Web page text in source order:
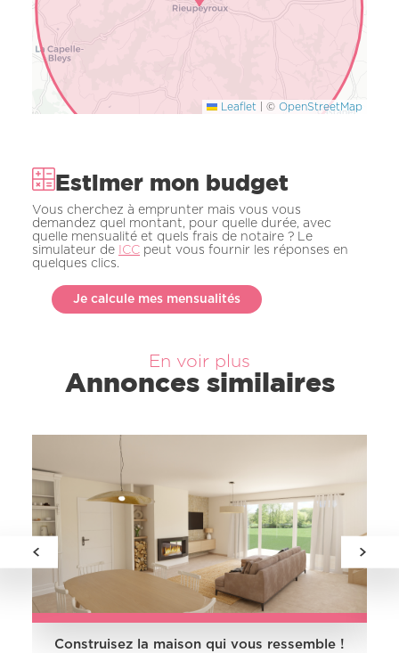
Leaflet © OpenStreetMap
Estimer mon budget
Vous cherchez à emprunter mais vous vous
demandez quel montant, pour quelle durée, avec
quelle mensualité et quels frais de notaire ? Le
simulateur de
ICC peut vous fournir les réponses en
quelques clics.
Je calcule mes mensualités
En voir plus
Annonces similaires
Construisez la maison qui vous ressemble !